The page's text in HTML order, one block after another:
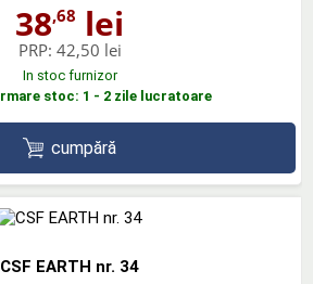
38,68 lei
PRP: 42,50 lei
In stoc furnizor
stoc: 1 - 2 zile lucratoare
cumpără
CSF EARTH nr. 34